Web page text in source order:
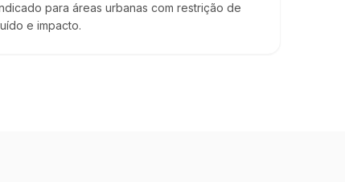
para áreas urbanas com restrição de
e impacto.